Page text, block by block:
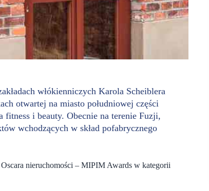
włókienniczych Karola Scheiblera
otwartej na miasto południowej części
fitness i beauty. Obecnie na terenie Fuzji,
wchodzących w skład pofabrycznego
nieruchomości – MIPIM Awards w kategorii